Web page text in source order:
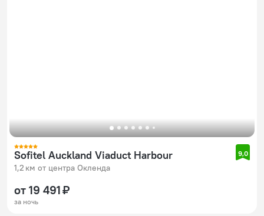
Sofitel Auckland Viaduct Harbour
1,2 км от центра Окленда
9,0
от 19 491 ₽
за ночь